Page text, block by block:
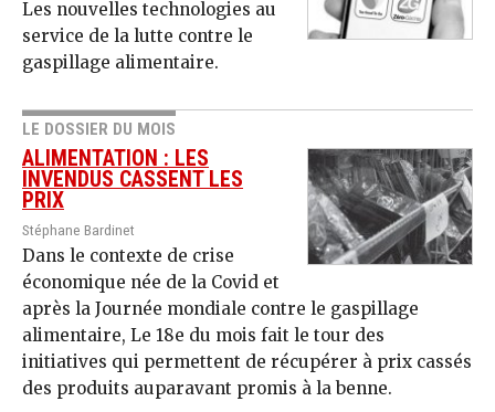
Les nouvelles technologies au
service de la lutte contre le
gaspillage alimentaire.
LE DOSSIER DU MOIS
ALIMENTATION : LES
INVENDUS CASSENT LES
PRIX
Stéphane Bardinet
Dans le contexte de crise
économique née de la Covid et
après la Journée mondiale contre le gaspillage
alimentaire, Le 18e du mois fait le tour des
initiatives qui permettent de récupérer à prix cassés
des produits auparavant promis à la benne.